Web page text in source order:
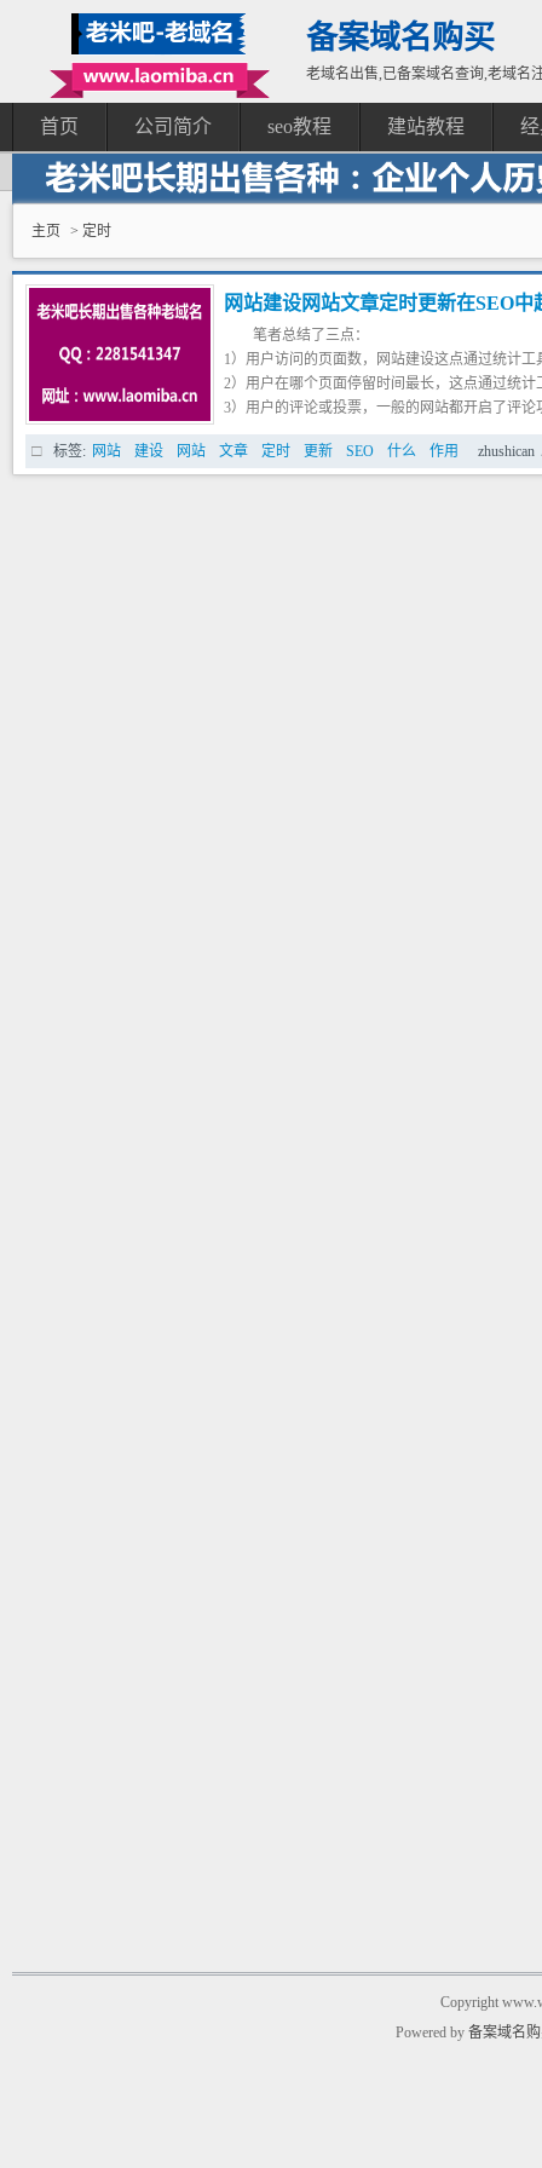
备案域名购买
老域名出售,已备案域名查询,老域名
首页 公司简介 seo教程 建站教程
主页 > 定时
网站建设网站文章定时更新在SEO中
笔者总结了三点：
1）用户访问的页面数，网站建设这点通过统计
2）用户在哪个页面停留时间最长，这点通过统
3）用户的评论或投票，一般的网站都开启了评
眼，但是确是最能激发用户对于内容的看法的，
么投票功能也不可以去掉，毕竟失去了，就使得
户通过邮件告诉的话，就别在做梦了。除非是非
标签: 网站 建设 网站 文章 定时 更新 SEO 什么 作用 zhushican
Copyright
Powered by 备案域名